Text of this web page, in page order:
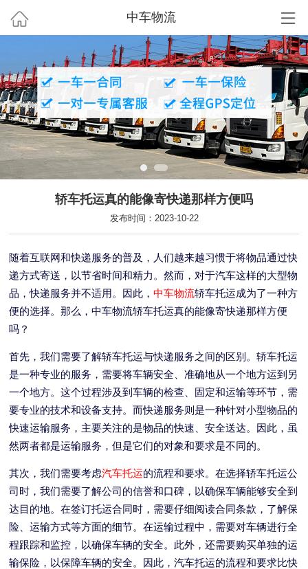
中车物流
轿车托运真的能像寄快递那样方便吗
发布时间：2023-10-22
随着互联网和快递服务的普及，人们越来越习惯于将物品通过快
递方式寄送，以节省时间和精力。然而，对于汽车这样的大型物
品，快递服务并不适用。因此，中车物流轿车托运成为了一种方
便的选择。那么，中车物流轿车托运真的能像寄快递那样方便
吗？
首先，我们需要了解轿车托运与快递服务之间的区别。轿车托运
是一种专业的服务，需要将车辆安全、准确地从一个地方运到另
一个地方。这个过程涉及到车辆的检查、固定和运输等环节，需
要专业的技术和设备支持。而快递服务则是一种针对小型物品的
快速运输服务，主要关注的是物品的快速、安全送达。因此，虽
然两者都是运输服务，但是它们的对象和要求是不同的。
其次，我们需要考虑汽车托运的流程和要求。在选择轿车托运公
司时，我们需要了解公司的信誉和口碑，以确保车辆能够安全到
达目的地。在签订托运合同时，需要仔细阅读合同条款，了解保
险、运输方式等方面的细节。在运输过程中，需要对车辆进行全
程跟踪和监控，以确保车辆的安全。此外，还需要购买单独的运
输保险，以保障车辆的安全。因此，汽车托运的流程和要求比快